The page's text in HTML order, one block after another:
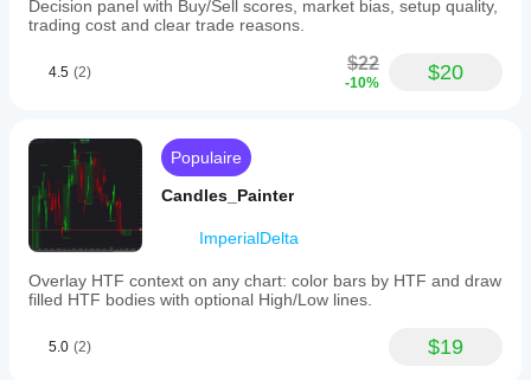
Decision panel with Buy/Sell scores, market bias, setup quality,
trading cost and clear trade reasons.
4.5 (2) $22
-10% $20
Populaire
Candles_Painter
ImperialDelta
Overlay HTF context on any chart: color bars by HTF and draw
filled HTF bodies with optional High/Low lines.
5.0 (2) $19